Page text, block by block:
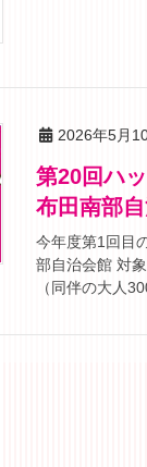
2026年5月
第20回ハッピー子ども食堂【５月３０日）（土）11時半～12時半
布田南部自
今年度第1回目
部自治会館 対
（同伴の大人